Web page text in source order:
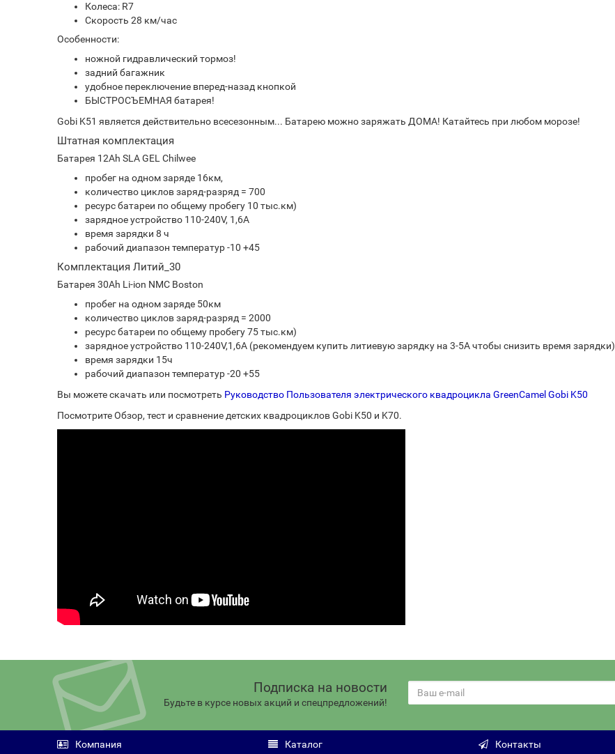
Колеса: R7
Скорость 28 км/час
Особенности:
ножной гидравлический тормоз!
задний багажник
удобное переключение вперед-назад кнопкой
БЫСТРОСЪЕМНАЯ батарея!
Gobi K51 является действительно всесезонным... Батарею можно заряжать ДОМА! Катайтесь при любом морозе!
Штатная комплектация
Батарея 12Ah SLA GEL Chilwee
пробег на одном заряде 16км,
количество циклов заряд-разряд = 700
ресурс батареи по общему пробегу 10 тыс.км)
зарядное устройство 110-240V, 1,6A
время зарядки 8 ч
рабочий диапазон температур -10 +45
Комплектация Литий_30
Батарея 30Ah Li-ion NMC Boston
пробег на одном заряде 50км
количество циклов заряд-разряд = 2000
ресурс батареи по общему пробегу 75 тыс.км)
зарядное устройство 110-240V,1,6A (рекомендуем купить литиевую зарядку на 3-5А чтобы снизить время зарядки)
время зарядки 15ч
рабочий диапазон температур -20 +55
Вы можете скачать или посмотреть Руководство Пользователя электрического квадроцикла GreenCamel Gobi K50
Посмотрите Обзор, тест и сравнение детских квадроциклов Gobi K50 и K70.
Подписка на новости
Будьте в курсе новых акций и спецпредложений!
Компания Каталог Контакты